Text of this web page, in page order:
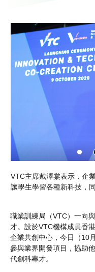
VTC主席戴澤棠表示，企
讓學生學習各種新科技，
職業訓練局（VTC）一向
才。設於VTC機構成員香
企業共創中心，今日（10
參與業界開發項目，協助
代創科專才。